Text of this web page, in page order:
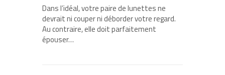
Dans l’idéal, votre paire de lunettes ne
devrait ni couper ni déborder votre regard.
Au contraire, elle doit parfaitement
épouser…